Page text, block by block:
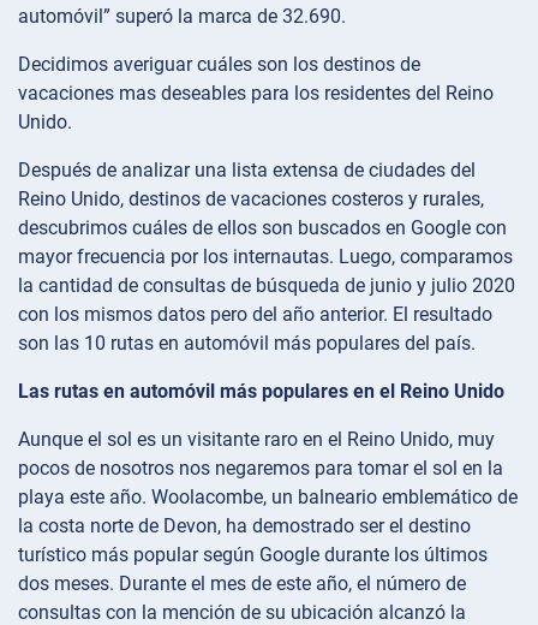
automóvil” superó la marca de 32.690.
Decidimos averiguar cuáles son los destinos de
vacaciones mas deseables para los residentes del Reino
Unido.
Después de analizar una lista extensa de ciudades del
Reino Unido, destinos de vacaciones costeros y rurales,
descubrimos cuáles de ellos son buscados en Google con
mayor frecuencia por los internautas. Luego, comparamos
la cantidad de consultas de búsqueda de junio y julio 2020
con los mismos datos pero del año anterior. El resultado
son las 10 rutas en automóvil más populares del país.
Las rutas en automóvil más populares en el Reino Unido
Aunque el sol es un visitante raro en el Reino Unido, muy
pocos de nosotros nos negaremos para tomar el sol en la
playa este año. Woolacombe, un balneario emblemático de
la costa norte de Devon, ha demostrado ser el destino
turístico más popular según Google durante los últimos
dos meses. Durante el mes de este año, el número de
consultas con la mención de su ubicación alcanzó la